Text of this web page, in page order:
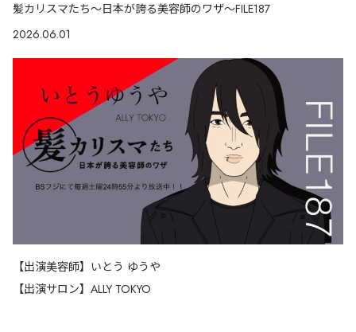
髪カリスマたち～日本が誇る美容師のワザ～FILE187
2026.06.01
【出演美容師】いとう ゆうや
【出演サロン】ALLY TOKYO